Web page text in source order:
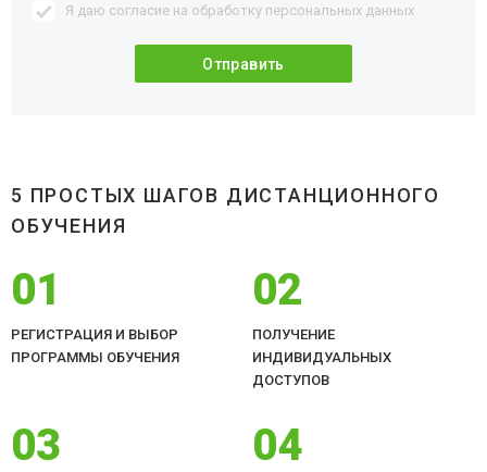
Я даю согласие на обработку персональных данных
5 ПРОСТЫХ ШАГОВ ДИСТАНЦИОННОГО
ОБУЧЕНИЯ
01
РЕГИСТРАЦИЯ И ВЫБОР
ПРОГРАММЫ ОБУЧЕНИЯ
02
ПОЛУЧЕНИЕ
ИНДИВИДУАЛЬНЫХ
ДОСТУПОВ
03 04